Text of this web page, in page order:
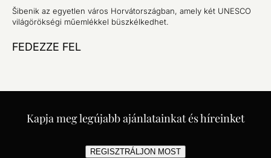
Šibenik az egyetlen város Horvátországban, amely két UNESCO
világörökségi műemlékkel büszkélkedhet.
FEDEZZE FEL
Kapja meg legújabb ajánlatainkat és híreinket
REGISZTRÁLJON MOST